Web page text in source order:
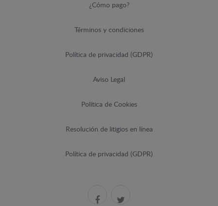
¿Cómo pago?
Términos y condiciones
Política de privacidad (GDPR)
Aviso Legal
Política de Cookies
Resolución de litigios en línea
Política de privacidad (GDPR)